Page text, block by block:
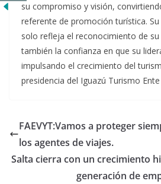
su compromiso y visión,
referente de promoción turística.
solo refleja el reconocimiento de
también la confianza en que su
impulsando el crecimiento del
presidencia del Iguazú Turismo
FAEVYT:Vamos a proteger
los agentes de viajes.
Salta cierra con un crecimiento
generación de